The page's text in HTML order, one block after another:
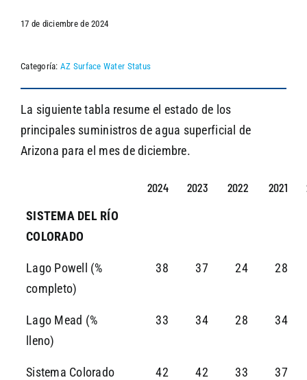
17 de diciembre de 2024
Categoría: AZ Surface Water Status
La siguiente tabla resume el estado de los
principales suministros de agua superficial de
Arizona para el mes de diciembre.
2024 2023 2022 2021
SISTEMA DEL RÍO
COLORADO
Lago Powell (%
completo)
38 37 24 28
Lago Mead (%
lleno)
33 34 28 34
Sistema Colorado
42 42 33 37